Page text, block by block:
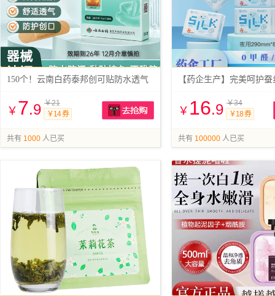
150个！云南白药泰邦创可贴防水透气
￥ 7.9 ￥21
￥14 券
共有 1000 人已买
【药企生产】完美呵护
￥ 16.9 ￥34
￥18 券
共有 100000 人已买